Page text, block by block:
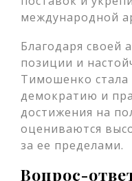
международной
Благодаря своей
позиции и
Тимошенко
демократию и
достижения на
оцениваются
за ее пределами.
Вопрос-